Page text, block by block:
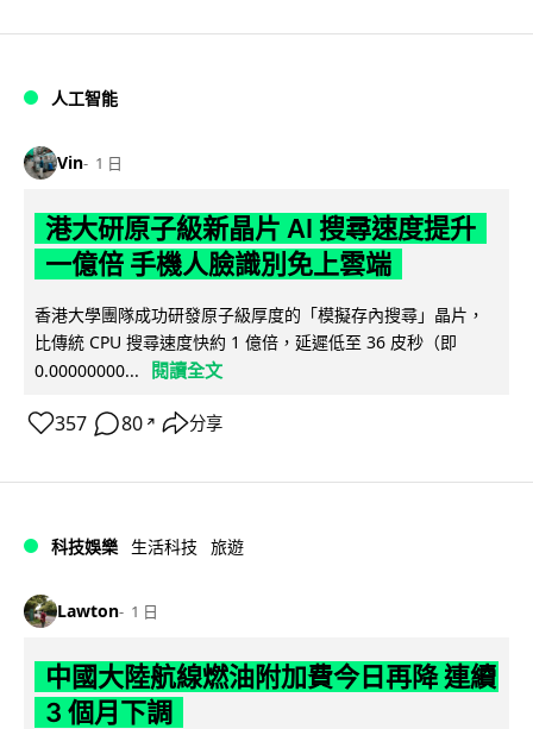
人工智能
Vin 1 日
港大研原子級新晶片 AI 搜尋速度提升
一億倍 手機人臉識別免上雲端
香港大學團隊成功研發原子級厚度的「模擬存內搜尋」晶片，
比傳統 CPU 搜尋速度快約 1 億倍，延遲低至 36 皮秒（即
0.00000000...
閱讀全文
357 80 ↗ 分享
科技娛樂 生活科技 旅遊
Lawton 1 日
中國大陸航線燃油附加費今日再降 連續
3 個月下調